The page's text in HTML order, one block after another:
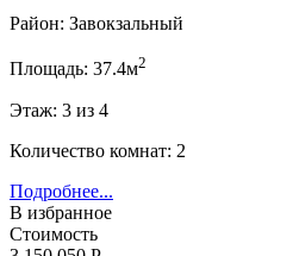
Район: Завокзальный
Площадь: 37.4м2
Этаж: 3 из 4
Количество комнат: 2
Подробнее...
В избранное
Стоимость